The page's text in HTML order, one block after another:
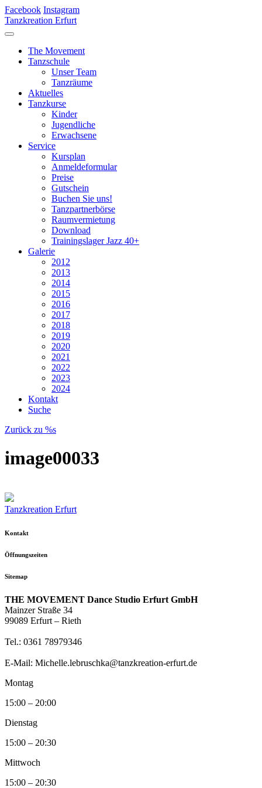
Facebook Instagram
Tanzkreation Erfurt
The Movement
Tanzschule
Unser Team
Tanzräume
Aktuelles
Tanzkurse
Kinder
Jugendliche
Erwachsene
Service
Kursplan
Anmeldeformular
Preise
Gutschein
Buchen Sie uns!
Tanzpartnerbörse
Raumvermietung
Download
Trainingslager Jazz 40+
Galerie
2012
2013
2014
2015
2016
2017
2018
2019
2020
2021
2022
2023
2024
Kontakt
Suche
Zurück zu %s
image00033
Tanzkreation Erfurt
Kontakt
Öffnungszeiten
Sitemap
THE MOVEMENT Dance Studio Erfurt GmbH
Mainzer Straße 34
99089 Erfurt – Rieth
Tel.: 0361 78979346
E-Mail: Michelle.lebruschka@tanzkreation-erfurt.de
Montag
15:00 – 20:00
Dienstag
15:00 – 20:30
Mittwoch
15:00 – 20:30